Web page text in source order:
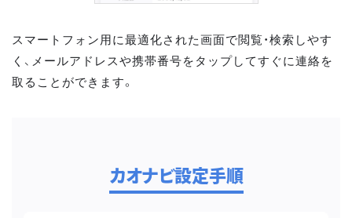
スマートフォン用に最適化された画面で閲覧・検索しやす
く、メールアドレスや携帯番号をタップしてすぐに連絡を
取ることができます。
カオナビ設定手順